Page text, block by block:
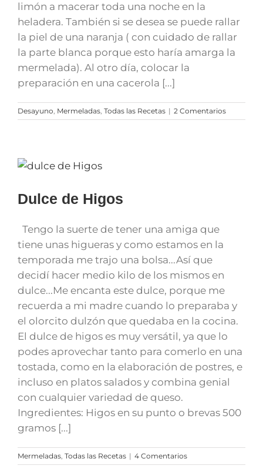
limón a macerar toda una noche en la
heladera. También si se desea se puede rallar
la piel de una naranja ( con cuidado de rallar
la parte blanca porque esto haría amarga la
mermelada). Al otro día, colocar la
preparación en una cacerola [...]
Desayuno Mermeladas Todas las Recetas | 2 Comentarios
Dulce de Higos
Tengo la suerte de tener una amiga que
tiene unas higueras y como estamos en la
temporada me trajo una bolsa...Así que
decidí hacer medio kilo de los mismos en
dulce...Me encanta este dulce, porque me
recuerda a mi madre cuando lo preparaba y
el olorcito dulzón que quedaba en la cocina.
El dulce de higos es muy versátil, ya que lo
podes aprovechar tanto para comerlo en una
tostada, como en la elaboración de postres, e
incluso en platos salados y combina genial
con cualquier variedad de queso.
Ingredientes: Higos en su punto o brevas 500
gramos [...]
Mermeladas Todas las Recetas | 4 Comentarios